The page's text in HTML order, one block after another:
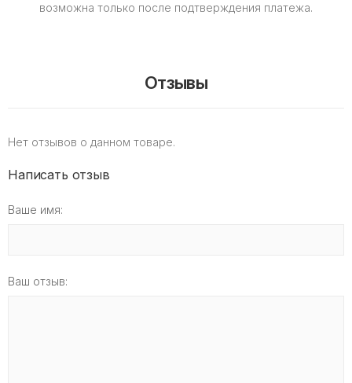
возможна только после подтверждения платежа.
Отзывы
Нет отзывов о данном товаре.
Написать отзыв
Ваше имя:
Ваш отзыв: